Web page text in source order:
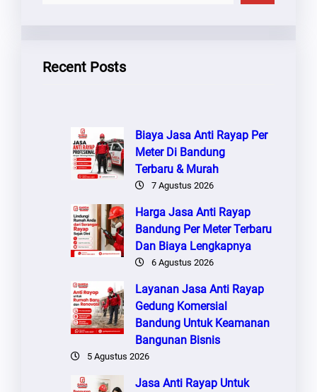
Recent Posts
Biaya Jasa Anti Rayap Per
Meter Di Bandung
Terbaru & Murah
7 Agustus 2026
Harga Jasa Anti Rayap
Bandung Per Meter Terbaru
Dan Biaya Lengkapnya
6 Agustus 2026
Layanan Jasa Anti Rayap
Gedung Komersial
Bandung Untuk Keamanan
Bangunan Bisnis
5 Agustus 2026
Jasa Anti Rayap Untuk